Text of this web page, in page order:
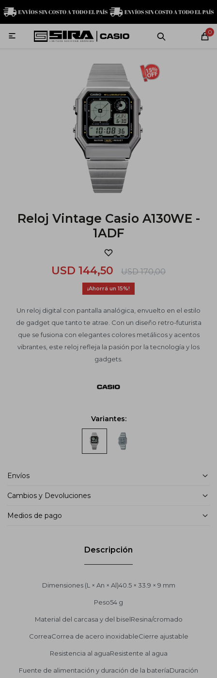
0

Reloj Vintage Casio A130WE -
1ADF
USD 144,50 USD 170,00
15
Un reloj digital con pantalla analógica, envuelto en el estilo
de gadget que tanto te atrae. Con un diseño retro-futurista
que se fusiona con elegantes colores metálicos y acentos
vibrantes, este reloj refleja la pasión por la tecnología y los
gadgets.
Variantes:
Envíos
Cambios y Devoluciones
Medios de pago
Descripción
Dimensiones (L × An × Al)40.5 × 33.9 × 9 mm
Peso54 g
Material del carcasa y del biselResina/cromado
CorreaCorrea de acero inoxidableCierre ajustable
Resistencia al aguaResistente al agua
Fuente de alimentación y duración de la bateríaDuración
MI CUENTA
Relojes Servicio técnico Contacto